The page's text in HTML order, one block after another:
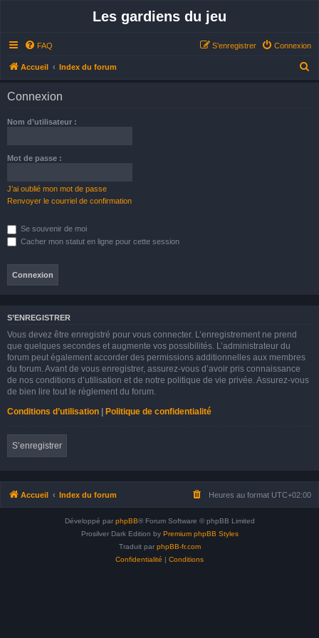
Les gardiens du jeu
FAQ Connexion
S’enregistrer
Accueil Index du forum
Connexion
Nom d’utilisateur :
Mot de passe :
J’ai oublié mon mot de passe
Renvoyer le courriel de confirmation
Se souvenir de moi
Cacher mon statut en ligne pour cette session
S’ENREGISTRER
Vous devez être enregistré pour vous connecter. L’enregistrement ne prend
que quelques secondes et augmente vos possibilités. L’administrateur du
forum peut également accorder des permissions additionnelles aux membres
du forum. Avant de vous enregistrer, assurez-vous d’avoir pris connaissance
de nos conditions d’utilisation et de notre politique de vie privée. Assurez-vous
de bien lire tout le règlement du forum.
Conditions d’utilisation | Politique de confidentialité
S’enregistrer
Accueil Index du forum Heures au format UTC+02:00
Développé par phpBB® Forum Software © phpBB Limited
Prosilver Dark Edition by Premium phpBB Styles
Traduit par phpBB-fr.com
Confidentialité | Conditions